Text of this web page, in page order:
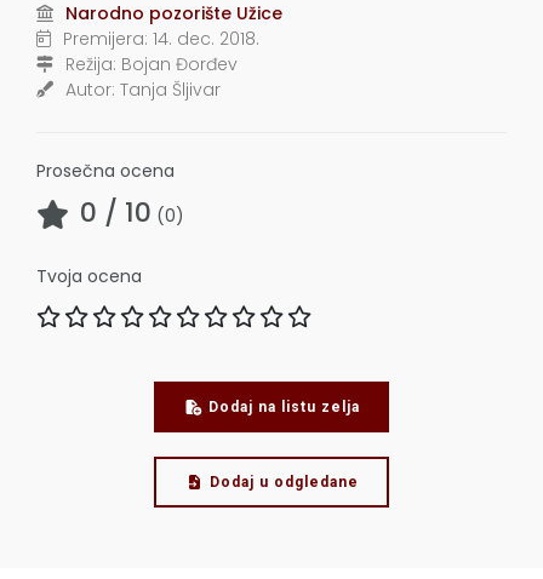
Narodno pozorište Užice
Premijera: 14. dec. 2018.
Režija: Bojan Đorđev
Autor: Tanja Šljivar
Prosečna ocena
0 / 10 (0)
Tvoja ocena
Dodaj na listu zelja
Dodaj u odgledane